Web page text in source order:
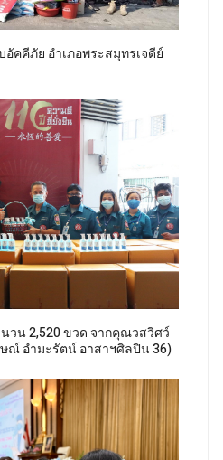
คคีภัย อำเภอพระสมุทรเจดีย์
วน 2,520 ขวด จากคุณวสวิศว์
อำมะรัตน์ อาสาฯศิลปิน 36)